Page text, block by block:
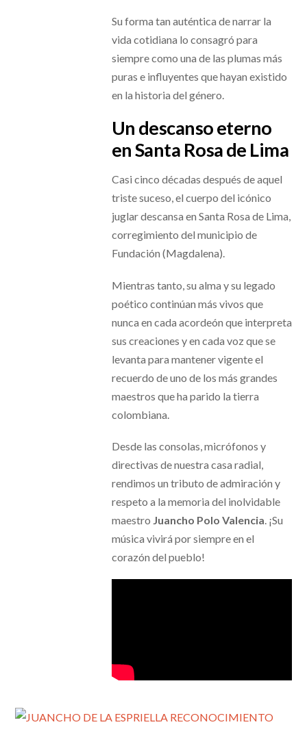
Su forma tan auténtica de narrar la
vida cotidiana lo consagró para
siempre como una de las plumas más
puras e influyentes que hayan existido
en la historia del género.
Un descanso eterno
en Santa Rosa de Lima
Casi cinco décadas después de aquel
triste suceso, el cuerpo del icónico
juglar descansa en Santa Rosa de Lima,
corregimiento del municipio de
Fundación (Magdalena).
Mientras tanto, su alma y su legado
poético continúan más vivos que
nunca en cada acordeón que interpreta
sus creaciones y en cada voz que se
levanta para mantener vigente el
recuerdo de uno de los más grandes
maestros que ha parido la tierra
colombiana.
Desde las consolas, micrófonos y
directivas de nuestra casa radial,
rendimos un tributo de admiración y
respeto a la memoria del inolvidable
maestro Juancho Polo Valencia . ¡Su
música vivirá por siempre en el
corazón del pueblo!